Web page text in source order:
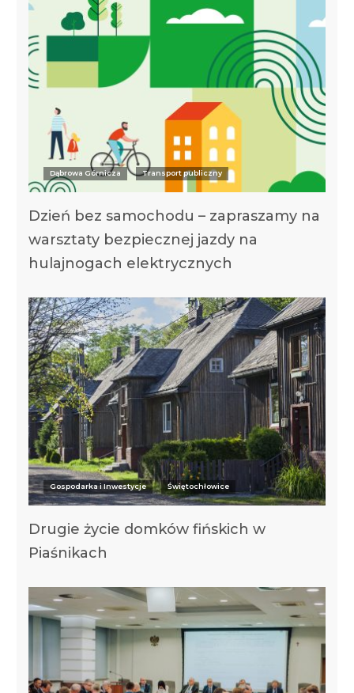
Dąbrowa Górnicza Transport publiczny
Dzień bez samochodu – zapraszamy na
warsztaty bezpiecznej jazdy na
hulajnogach elektrycznych
Gospodarka i Inwestycje Świętochłowice
Drugie życie domków fińskich w
Piaśnikach